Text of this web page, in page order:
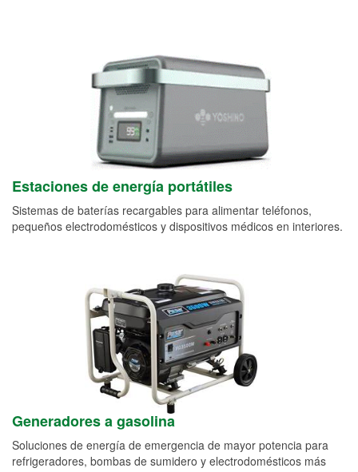
Estaciones de energía portátiles
Sistemas de baterías recargables para alimentar teléfonos,
pequeños electrodomésticos y dispositivos médicos en interiores.
Generadores a gasolina
Soluciones de energía de emergencia de mayor potencia para
refrigeradores, bombas de sumidero y electrodomésticos más